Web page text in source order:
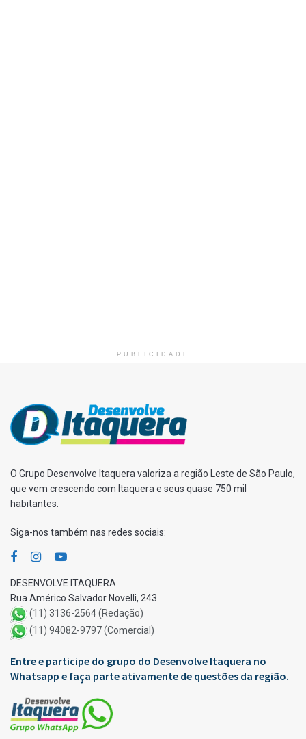
PUBLICIDADE
O Grupo Desenvolve Itaquera valoriza a região Leste de São Paulo,
que vem crescendo com Itaquera e seus quase 750 mil
habitantes.
Siga-nos também nas redes sociais:
DESENVOLVE ITAQUERA
Rua Américo Salvador Novelli, 243
(11) 3136-2564 (Redação)
(11) 94082-9797 (Comercial)
Entre e participe do grupo do Desenvolve Itaquera no
Whatsapp e faça parte ativamente de questões da região.